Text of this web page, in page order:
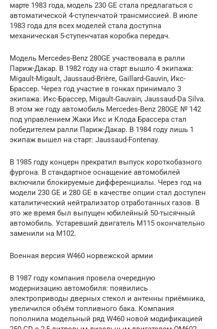
марте 1983 года, модель 230 GE стала предлагаться с
автоматической 4-ступенчатой трансмиссией. В июле
1983 года для всех моделей стала доступна
механическая 5-ступенчатая коробка передач.
Модель Mercedes-Benz 280GE участвовала в ралли
Париж-Дакар. В 1982 году на старт вышло 4 экипажа:
Migault-Migault, Jaussaud-Brière, Gaillard-Gauvin, Икс-
Брассер. Через год участие в гонках принимало 3
экипажа: Икс-Брассер, Migault-Gauvain, Jaussaud-Da Silva.
В этом же году автомобиль Mercedes-Benz 280GE № 142
под управлением Жаки Икс и Клода Брассера стал
победителем ралли Париж-Дакар. В 1984 году лишь 1
экипаж вышел на старт: Jaussaud-Fontenay.
В 1985 году концерн прекратил выпуск короткобазного
фургона. В стандартное оснащение автомобилей
включили блокируемые дифференциалы. Через год на
модели 230 GE и 280 GE в качестве опции стал доступен
каталитический нейтрализатор отработанных газов. В
это же время был выпущен юбилейный 50-тысячный
автомобиль. Устаревший двигатель M115 окончательно
заменили на M102.
Военная версия W460 норвежской армии
В 1987 году компания провела очередную
модернизацию автомобиля: появились
электроприводы дверных стекол и антенны приёмника,
увеличился объём топливного бака. Компания
пополнила модельный ряд W460 новой модификацией